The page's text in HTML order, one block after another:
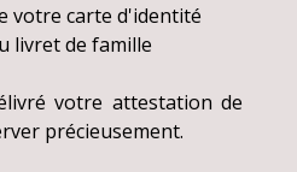
votre carte d'identité
livret de famille
votre attestation de
précieusement.